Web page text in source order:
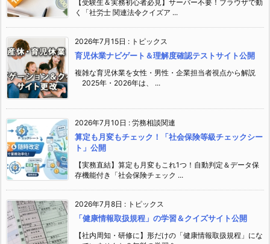
【受験生＆実務初心者必見】サーバー不要！ブラウザで動
く「社労士 関連法令クイズア ...
2026年7月15日 : トピックス
育児休業ナビゲート＆理解度確認テストサイト公開
複雑な育児休業を女性・男性・企業担当者視点から解説
2025年・2026年は、 ...
2026年7月10日 : 労務相談関連
算定も月変もチェック！「社会保険等級チェックシー
ト」公開
【実務直結】算定も月変もこれ1つ！自動判定＆データ保
存機能付き「社会保険チェック ...
2026年7月8日 : トピックス
「健康情報取扱規程」の学習＆クイズサイト公開
【社内周知・研修に】形だけの「健康情報取扱規程」にな